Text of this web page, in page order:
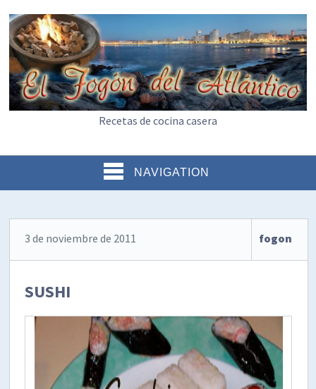
Recetas de cocina casera
NAVIGATION
3 de noviembre de 2011 fogon
SUSHI